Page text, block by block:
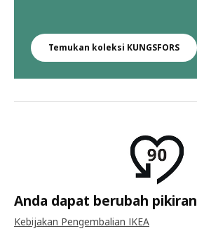
Temukan koleksi KUNGSFORS
Anda dapat berubah
Kebijakan Pengembalian IKEA